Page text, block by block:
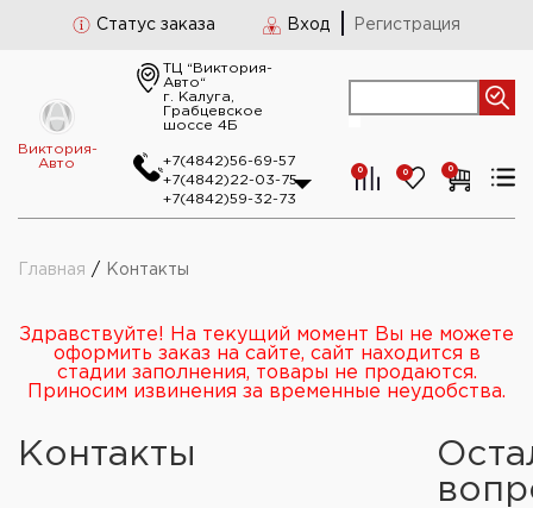
Статус заказа Вход Регистрация
Виктория-
Авто
ТЦ “Виктория-
Авто“
г. Калуга,
Грабцевское
шоссе 4Б
+7(4842)56-69-57
+7(4842)22-03-75
+7(4842)59-32-73
0 0 0
Главная / Контакты
Здравствуйте! На текущий момент Вы не можете
оформить заказ на сайте, сайт находится в
стадии заполнения, товары не продаются.
Приносим извинения за временные неудобства.
Контакты